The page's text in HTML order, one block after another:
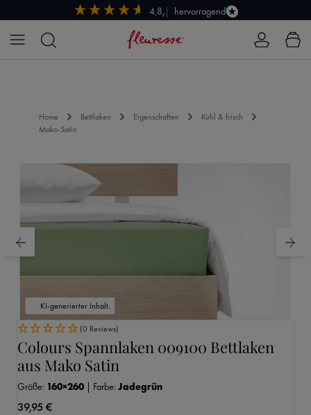
Zum Hauptinhalt springen hervorragend
4,8/5
Home Bettlaken Eigenschaften
Kühl & frisch
Mako-Satin
Bildergalerie überspringen
KI-generierter Inhalt.
(0 Reviews)
Colours Spannlaken 009100 Bettlaken
aus Mako Satin
Größe: 160×260 | Farbe: Jadegrün
39,95 €